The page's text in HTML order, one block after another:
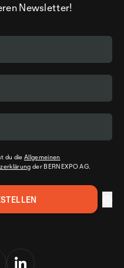
Newsletter!
du dieAllgemeinen
der BERNEXPO AG.